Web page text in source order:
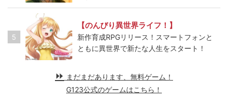
5
【のんびり異世界ライフ！】
新作育成RPGリリース！スマートフォンと
ともに異世界で新たな人生をスタート！
まだまだあります、無料ゲーム！
G123公式のゲームはこちら！